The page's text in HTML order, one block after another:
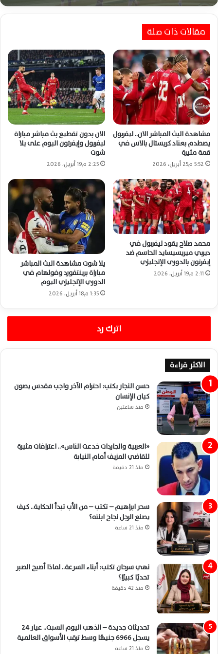
مقالات ذات صلة
مشاهدة البث المباشر الان.. ليفربول
يصطدم بعناد كريستال بالاس في
قمة مثيرة
5:52 م25 أبريل، 2026
الان بدون تقطيع بث مباشر مباراة
ليفربول وإيفرتون اليوم على يلا
شوت
2:25 م19 أبريل، 2026
محمد صلاح يقود ليفربول في
ديربي ميريسيسايد الحاسم ضد
إيفرتون بالدوري الإنجليزي
2:11 م19 أبريل، 2026
يلا شوت مشاهدة البث المباشر
مباراة برينتفورد وفولهام في
الدوري الإنجليزي اليوم
1:35 م18 أبريل، 2026
اترك رد
الاكثر قراءة
حسن النجار يكتب: احترام الآخر واجب مقدس يصون
كيان الإنسان
منذ ساعتين
«العربية والجاردات خدعت الناس».. اعترافات مثيرة
للقاضي المزيف أمام النيابة
منذ 21 دقيقة
سحر ابراهيم – تكتب – من الأب تبدأ الحكاية.. كيف
يصنع الرجل نجاح ابنته؟
منذ 21 ساعة
نهي سرحان تكتب: أبناء السرعة.. لماذا أصبح الصبر
تحديًا كبيرًا؟
منذ 42 دقيقة
تحديثات جديدة – الذهب اليوم السبت.. عيار 24
يسجل 6966 جنيهًا وسط ترقب الأسواق العالمية
منذ 21 ساعة